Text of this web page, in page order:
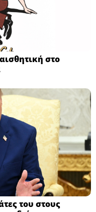
στο
του στους